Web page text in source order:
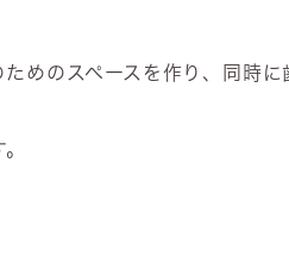
めのスペースを作り、同時に